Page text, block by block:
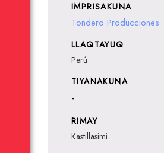
IMPRISAKUNA
Tondero Producciones
LLAQTAYUQ
Perú
TIYANAKUNA
-
RIMAY
Kastillasimi